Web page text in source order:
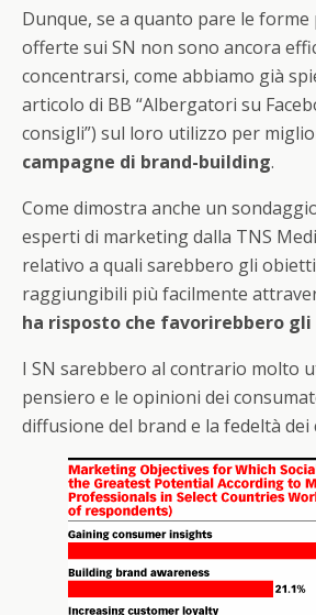
Dunque, se a quanto pare le
offerte sui SN non sono ancora
concentrarsi, come abbiamo già
articolo di BB “Albergatori su
consigli”) sul loro utilizzo per
campagne di brand-building.
Come dimostra anche un
esperti di marketing dalla TNS
relativo a quali sarebbero gli
raggiungibili più facilmente
ha risposto che favorirebbero
I SN sarebbero al contrario molto
pensiero e le opinioni dei
diffusione del brand e la fedeltà dei